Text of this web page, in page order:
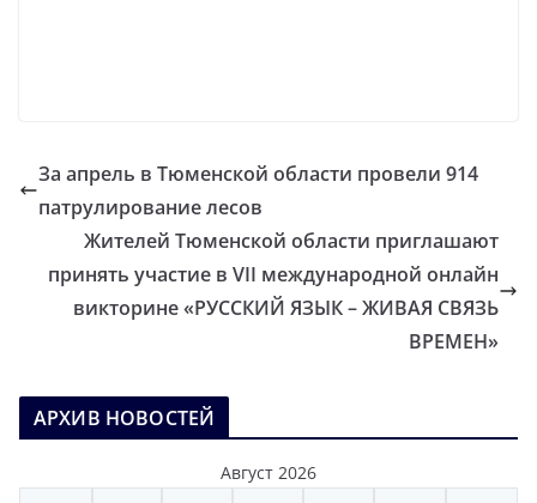
За апрель в Тюменской области провели 914
патрулирование лесов
Жителей Тюменской области приглашают
принять участие в VII международной онлайн
викторине «РУССКИЙ ЯЗЫК – ЖИВАЯ СВЯЗЬ
ВРЕМЕН»
АРХИВ НОВОСТЕЙ
Август 2026